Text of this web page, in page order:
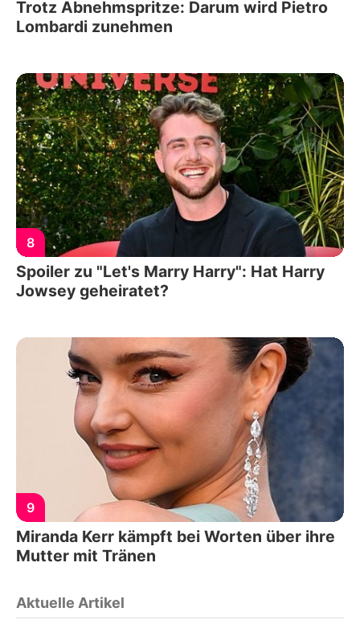
Trotz Abnehmspritze: Darum wird Pietro
Lombardi zunehmen
8
Spoiler zu "Let's Marry Harry": Hat Harry
Jowsey geheiratet?
9
Miranda Kerr kämpft bei Worten über ihre
Mutter mit Tränen
Aktuelle Artikel